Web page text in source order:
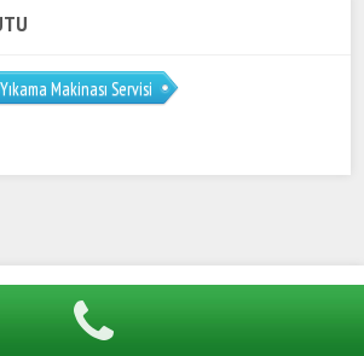
Makinası Servisi
606 41 57 Öztiryakiler Mutfak Servisi